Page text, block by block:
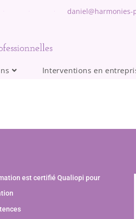
Interventions en
est certifié Qualiopi pour